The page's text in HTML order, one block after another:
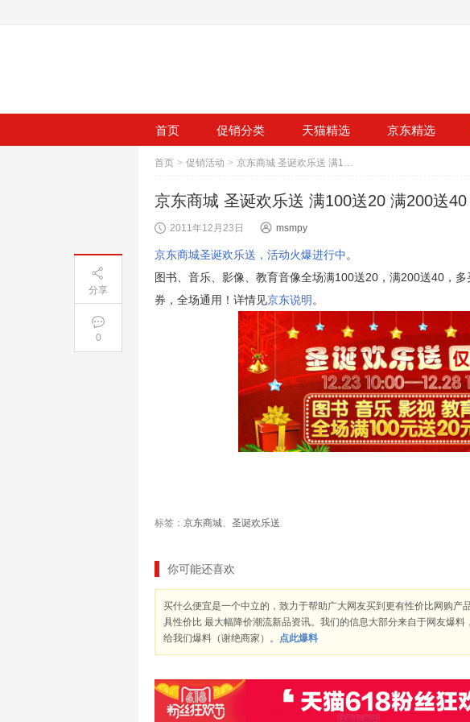
首页 促销分类 天猫精选 京东精选
首页 > 促销活动 > 京东商城 圣诞欢乐送 满100送20 满200送40 多买多送
京东商城 圣诞欢乐送 满100送20 满200送
2011年12月23日 msmpy
京东商城圣诞欢乐送，活动火爆进行中 。
图书、音乐、影像、教育音像全场满100送20，满200送40，
券，全场通用！详情见京东说明 。
标签： 京东商城、 圣诞欢乐送
你可能还喜欢
买什么便宜是一个中立的，致力于帮助广大网友买到更有性价比网购产
具性价比 最大幅降价潮流新品资讯。我们的信息大部分来自于网友爆
给我们爆料（谢绝商家）。 点此爆料
分享
0